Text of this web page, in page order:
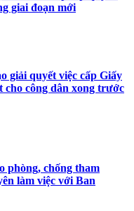
giai đoạn mới
giải quyết việc cấp Giấy
cho công dân xong trước
phòng, chống tham
làm việc với Ban